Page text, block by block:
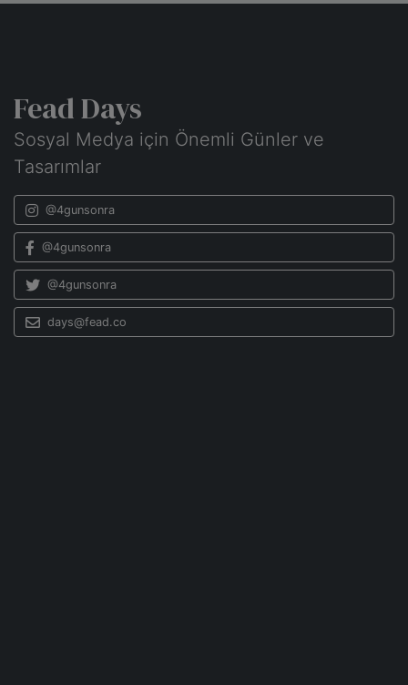
Fead Days
Sosyal Medya için Önemli Günler ve
Tasarımlar
@4gunsonra
@4gunsonra
@4gunsonra
days@fead.co